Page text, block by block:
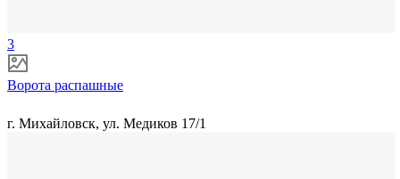
3
Ворота распашные
г. Михайловск, ул. Медиков 17/1